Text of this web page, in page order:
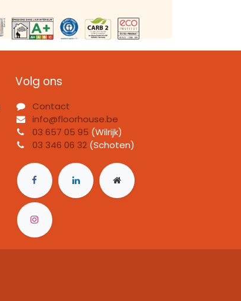
Volg ons
Contact
info@floorhouse.be
03 657 05 95 (Wilrijk)
03 346 06 32(Schoten)